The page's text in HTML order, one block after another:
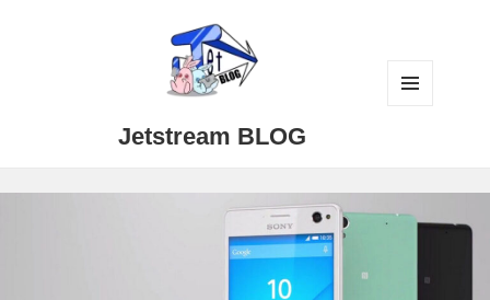
Jetstream BLOG